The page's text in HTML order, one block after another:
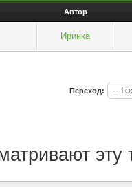
Автор
Иринка
Переход:
эту